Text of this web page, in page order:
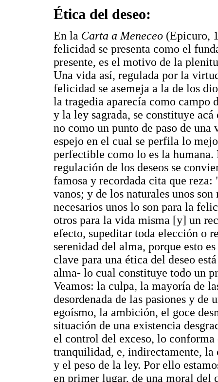
Ética del deseo:
En la Carta a Meneceo (Epicuro,
felicidad se presenta como el
presente, es el motivo de la
Una vida así, regulada por la
felicidad se asemeja a la de los
la tragedia aparecía como campo
y la ley sagrada, se constituye
no como un punto de paso de
espejo en el cual se perfila lo
perfectible como lo es la
regulación de los deseos se
famosa y recordada cita que reza:
vanos; y de los naturales unos
necesarios unos lo son para la
otros para la vida misma [y] un
efecto, supeditar toda elección o
serenidad del alma, porque esto
clave para una ética del deseo
alma- lo cual constituye todo un
Veamos: la culpa, la mayoría de
desordenada de las pasiones y de
egoísmo, la ambición, el goce
situación de una existencia
el control del exceso, lo
tranquilidad, e, indirectamente,
y el peso de la ley. Por ello
en primer lugar, de una moral del